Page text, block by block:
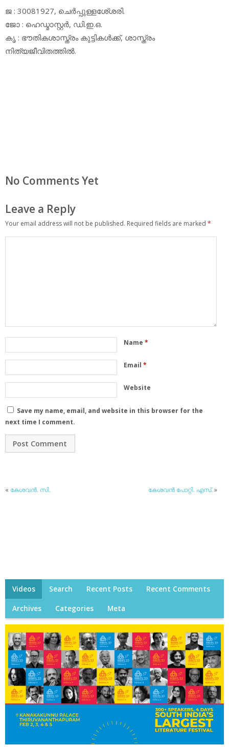
ജ : 30081927, ചെര്‍പ്പുള്ളശേ്ശരി.
ജോ : ഹെഡ്മാസ്റ്റര്‍, ഡി.ഇ.ഒ.
കൃ : ഭൗതികശാസ്ത്രം കുട്ടികള്‍ക്ക്, ശാസ്ത്രം
നിത്യജീവിതത്തില്‍.
No Comments Yet
Leave a Reply
Your email address will not be published. Required fields are marked *
Name *
Email *
Website
Save my name, email, and website in this browser for the
next time I comment.
« കേശവന്‍. സി. കേശവന്‍ പോറ്റി. എസ്.»
Videos Search Recent Posts Recent Comments
Archives Categories Meta